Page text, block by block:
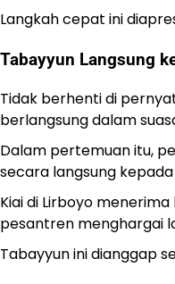
Langkah cepat ini
Tabayyun Langsung
Tidak berhenti di
berlangsung dalam
Dalam pertemuan itu,
secara langsung
Kiai di Lirboyo
pesantren menghargai
Tabayyun ini dianggap